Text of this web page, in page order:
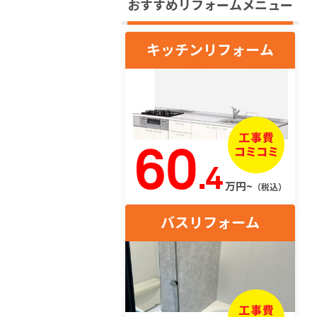
おすすめリフォームメニュー
キッチンリフォーム
60.4万円~ （税込）
バスリフォーム